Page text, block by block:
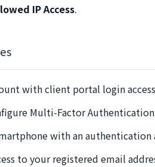
IP Access.
with client portal login access
Multi-Factor
with an
to your registered email